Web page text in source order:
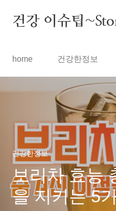
건강 이슈팁
home 건강한정보
건강한정보
보리차 효능
을 지키는 5